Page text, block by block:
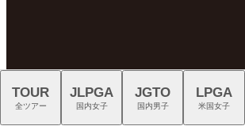
TOUR
全ツアー
JLPGA
国内女子
JGTO
国内男子
LPGA
米国女子